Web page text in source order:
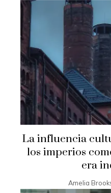
La influencia
los imperios
era
Amelia